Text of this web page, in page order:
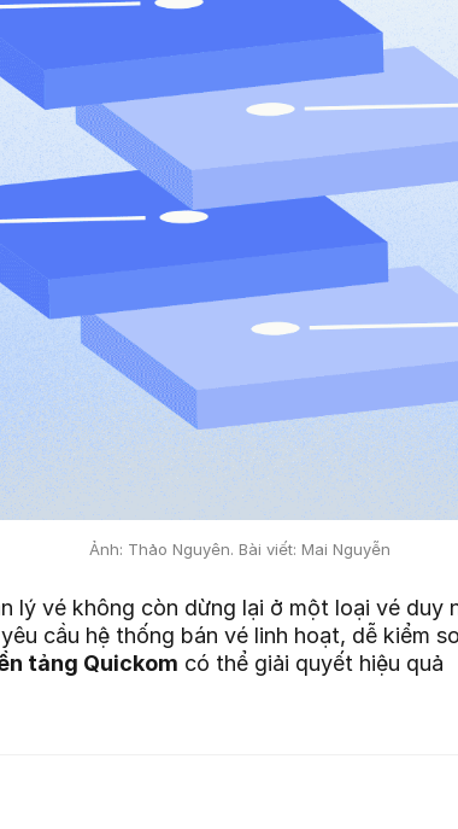
Ảnh: Thảo Nguyên. Bài viết: Mai Nguyễn
lý vé không còn dừng lại ở một loại vé duy
cầu hệ thống bán vé linh hoạt, dễ kiểm
tảng Quickom có thể giải quyết hiệu quả